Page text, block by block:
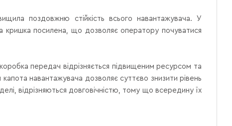
поздовжню стійкість всього навантажувача.
У
кришка посилена, що дозволяє оператору почуватися
передач відрізняється підвищеним ресурсом та
навантажувача дозволяє суттєво знизити рівень
відрізняються довговічністю, тому що всередину їх